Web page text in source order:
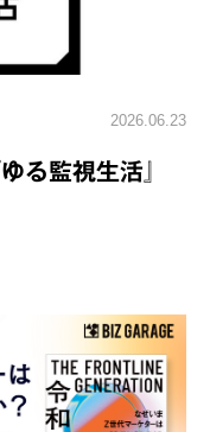
2026.06.23
る監視生活』